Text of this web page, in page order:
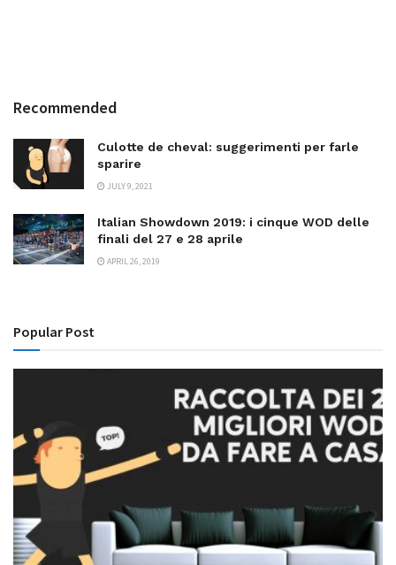
Recommended
Culotte de cheval: suggerimenti per farle
sparire
JULY 9, 2021
Italian Showdown 2019: i cinque WOD delle
finali del 27 e 28 aprile
APRIL 26, 2019
Popular Post